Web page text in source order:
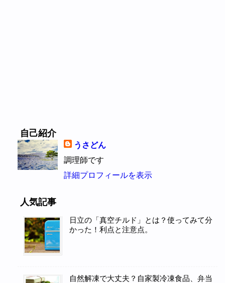
自己紹介
うさどん
調理師です
詳細プロフィールを表示
人気記事
日立の「真空チルド」とは？使ってみて分
かった！利点と注意点。
自然解凍で大丈夫？自家製冷凍食品、弁当